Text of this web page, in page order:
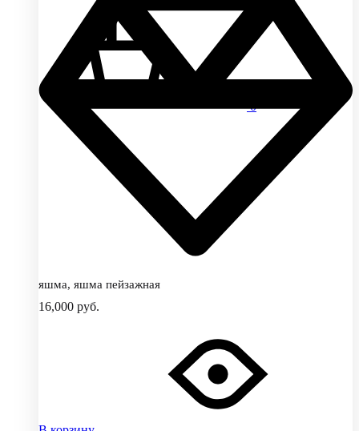
0
яшма, яшма пейзажная
16,000 руб.